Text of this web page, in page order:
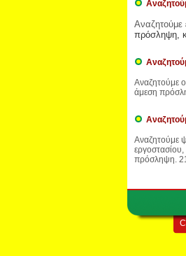
Αναζητούμε
πρόσληψη,
Αναζητούμε
άμεση
Αναζητούμε
πρόσληψη.